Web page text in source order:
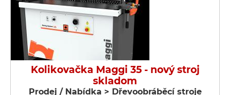
Kolikovačka Maggi 35 - nový stroj
skladom
Prodej / Nabídka > Dřevoobráběcí stroje